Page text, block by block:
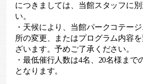
につきましては、当館スタッフに
い。
・天候により、当館パークコテー
所の変更、またはプログラム内容
ざいます。予めご了承ください。
・最低催行人数は4名、20名様まで
となります。